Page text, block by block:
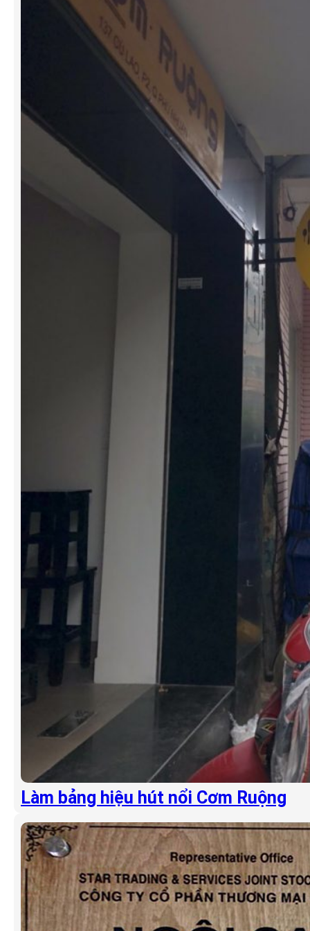
Làm bảng hiệu hút nổi Cơm Ruộng